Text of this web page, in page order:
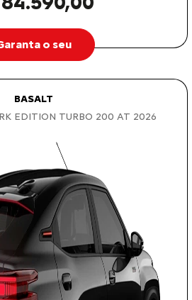
o seu
BASALT
EDITION TURBO 200 AT 2026